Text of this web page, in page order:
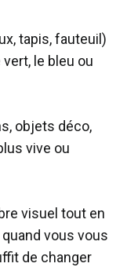
tapis, fauteuil)
le bleu ou
objets déco,
vive ou
visuel tout en
quand vous vous
de changer